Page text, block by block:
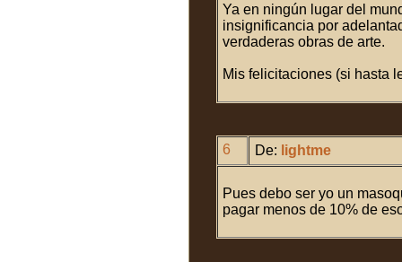
Ya en ningún lugar del
insignificancia por
verdaderas obras de arte.
Mis felicitaciones (si hasta
6 De: lightme
Pues debo ser yo un
pagar menos de 10% de